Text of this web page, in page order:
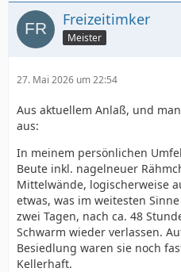
Freizeitimker
Meister
27. Mai 2026 um 22:54
Aus aktuellem Anlaß, und
aus:
In meinem persönlichen
Beute inkl. nagelneuer
Mittelwände, logischerweise
etwas, was im weitesten
zwei Tagen, nach ca. 48
Schwarm wieder verlassen.
Besiedlung waren sie noch
Kellerhaft.